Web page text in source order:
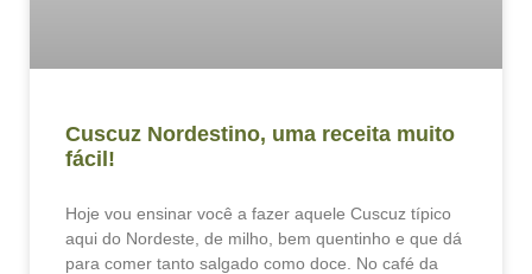
Cuscuz Nordestino, uma receita muito
fácil!
Hoje vou ensinar você a fazer aquele Cuscuz típico
aqui do Nordeste, de milho, bem quentinho e que dá
para comer tanto salgado como doce. No café da